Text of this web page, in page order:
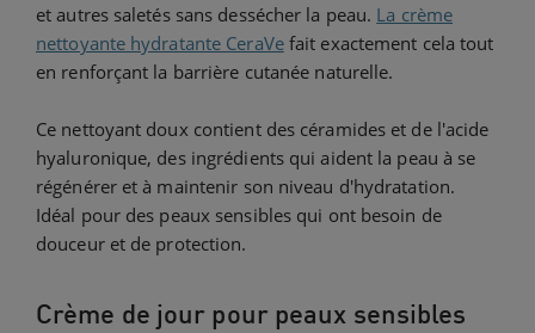
et autres saletés sans dessécher la peau. La crème
nettoyante hydratante CeraVefait exactement cela tout
en renforçant la barrière cutanée naturelle.
Ce nettoyant doux contient des céramides et de l'acide
hyaluronique, des ingrédients qui aident la peau à se
régénérer et à maintenir son niveau d'hydratation.
Idéal pour des peaux sensibles qui ont besoin de
douceur et de protection.
Crème de jour pour peaux sensibles